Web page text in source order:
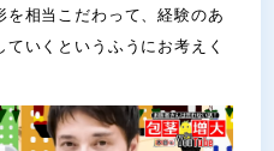
相当こだわって、経験のあ
いくというふうにお考えく